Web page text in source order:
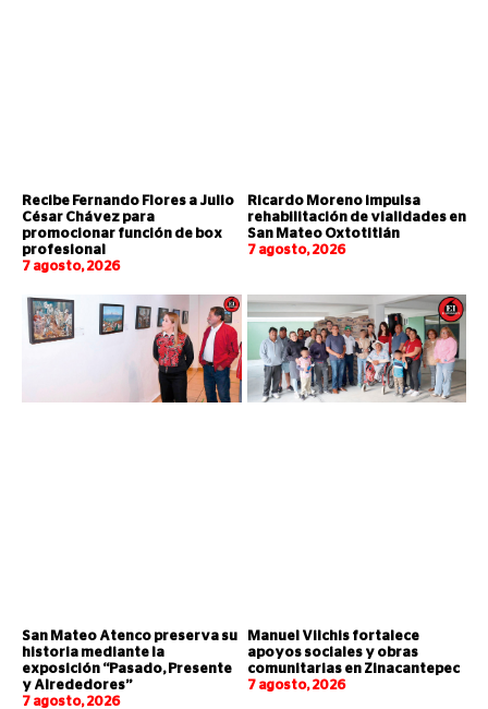
Recibe Fernando Flores a Julio
César Chávez para
promocionar función de box
profesional
7 agosto, 2026
Ricardo Moreno impulsa
rehabilitación de vialidades en
San Mateo Oxtotitlán
7 agosto, 2026
San Mateo Atenco preserva su
historia mediante la
exposición “Pasado, Presente
y Alrededores”
7 agosto, 2026
Manuel Vilchis fortalece
apoyos sociales y obras
comunitarias en Zinacantepec
7 agosto, 2026